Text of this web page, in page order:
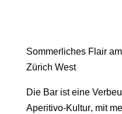
Sommerliches Flair
Zürich West
Die Bar ist eine
Aperitivo-Kultur, mit